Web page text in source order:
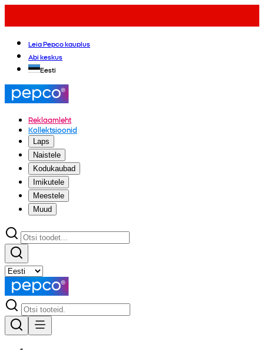
Leia Pepco kauplus
Abi keskus
Eesti
Reklaamleht
Kollektsioonid
Laps
Naistele
Kodukaubad
Imikutele
Meestele
Muud